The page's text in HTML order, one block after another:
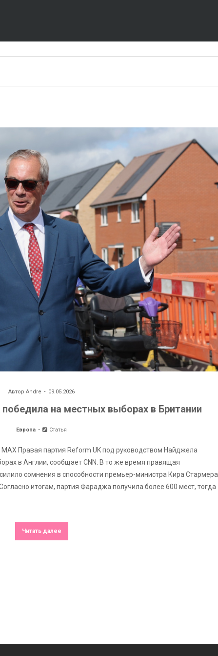
Автор Andre 09.05.2026
победила на местных выборах в Британии
Европа Статья
Правая партия Reform UK под руководством Найджела
в Англии, сообщает CNN. В то же время правящая
сомнения в способности премьер-министра Кира Стармера
итогам, партия Фараджа получила более 600 мест, тогда
Читать далее